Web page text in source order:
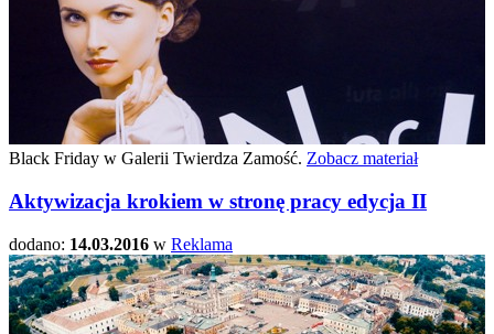
Black Friday w Galerii Twierdza Zamość. Zobacz materiał
Aktywizacja krokiem w stronę pracy edycja II
dodano: 14.03.2016 w Reklama